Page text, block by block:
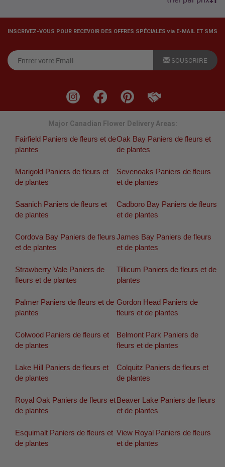
INSCRIVEZ-VOUS POUR RECEVOIR DES OFFRES SPÉCIALES via E-MAIL ET SMS
SOUSCRIRE
Major Canadian Flower Delivery Areas:
Fairfield Paniers de fleurs et de
plantes
Oak Bay Paniers de fleurs et
de plantes
Marigold Paniers de fleurs et
de plantes
Sevenoaks Paniers de fleurs
et de plantes
Saanich Paniers de fleurs et
de plantes
Cadboro Bay Paniers de fleurs
et de plantes
Cordova Bay Paniers de fleurs
et de plantes
James Bay Paniers de fleurs
et de plantes
Strawberry Vale Paniers de
fleurs et de plantes
Tillicum Paniers de fleurs et de
plantes
Palmer Paniers de fleurs et de
plantes
Gordon Head Paniers de
fleurs et de plantes
Colwood Paniers de fleurs et
de plantes
Belmont Park Paniers de
fleurs et de plantes
Lake Hill Paniers de fleurs et
de plantes
Colquitz Paniers de fleurs et
de plantes
Royal Oak Paniers de fleurs et
de plantes
Beaver Lake Paniers de fleurs
et de plantes
Esquimalt Paniers de fleurs et
de plantes
View Royal Paniers de fleurs
et de plantes